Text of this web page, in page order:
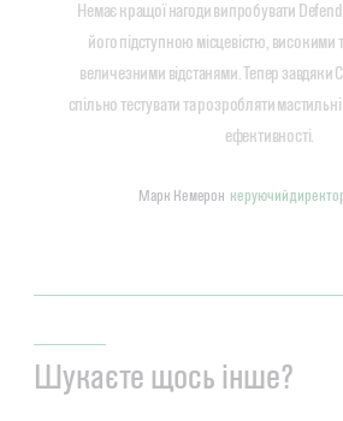
Немає кращої нагоди випробувати
його підступною місцевістю, високими
величезними відстанями. Тепер
спільно тестувати та розробляти
ефективності.
Марк Кемерон керуючий
Шукаєте щось інше?